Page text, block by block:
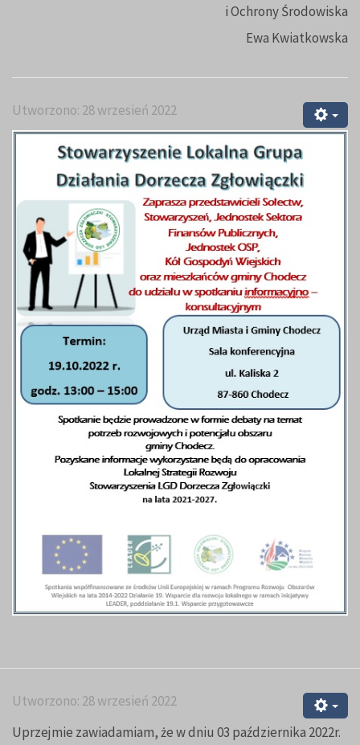
i Ochrony Środowiska
Ewa Kwiatkowska
Utworzono: 28 wrzesień 2022
Utworzono: 28 wrzesień 2022
Uprzejmie zawiadamiam, że w dniu 03 października 2022r.